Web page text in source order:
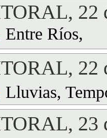
22
Entre Ríos,
22
Lluvias,
23